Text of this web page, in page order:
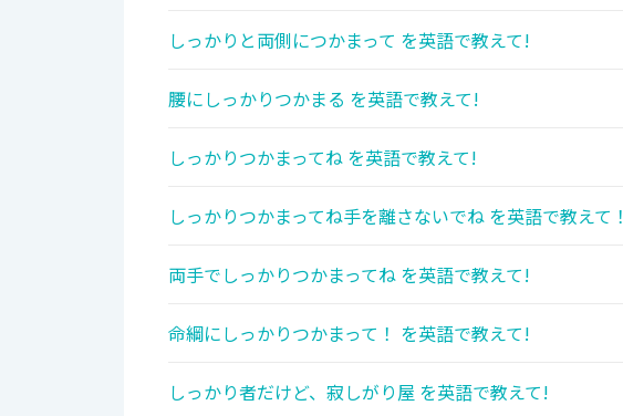
しっかりと両側につかまって を英語で教えて!
腰にしっかりつかまる を英語で教えて!
しっかりつかまってね を英語で教えて!
しっかりつかまってね手を離さないでね を英語で教えて！
両手でしっかりつかまってね を英語で教えて!
命綱にしっかりつかまって！ を英語で教えて!
しっかり者だけど、寂しがり屋 を英語で教えて!